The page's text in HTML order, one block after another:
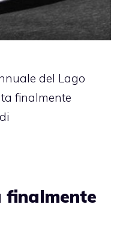
del Lago
finalmente
finalmente